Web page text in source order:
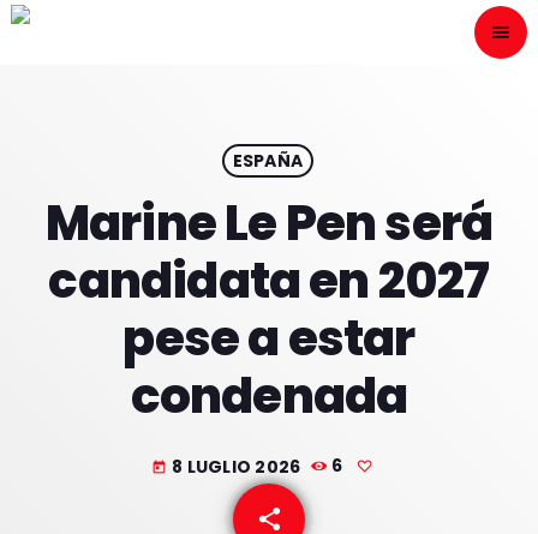
menu
play_arrow
NUESTRAS FRECUENCIAS
ESPAÑA
Marine Le Pen será
candidata en 2027
pese a estar
condenada
today 8 LUGLIO 2026 6
share
email